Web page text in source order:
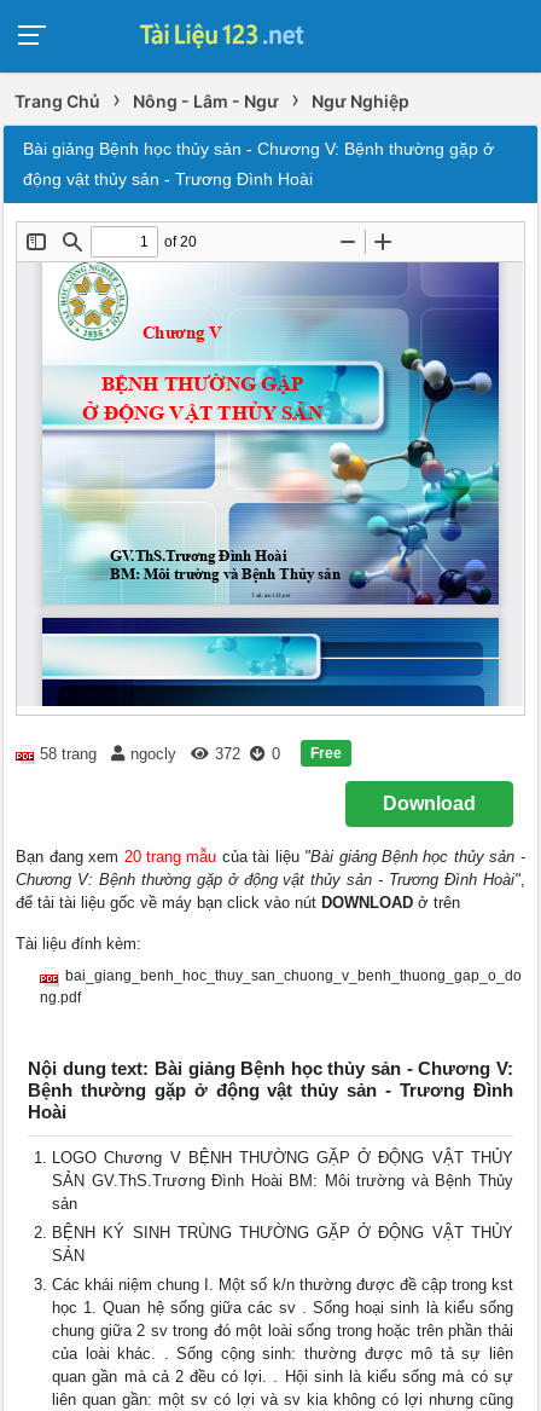
Trang Chủ › Nông - Lâm - Ngư › Ngư Nghiệp
Bài giảng Bệnh học thủy sản - Chương V: Bệnh thường gặp ở
động vật thủy sản - Trương Đình Hoài
58 trang ngocly 372 0 Free
Download
Bạn đang xem 20 trang mẫu của tài liệu "Bài giảng Bệnh học thủy sản -
Chương V: Bệnh thường gặp ở động vật thủy sản - Trương Đình Hoài",
để tải tài liệu gốc về máy bạn click vào nút DOWNLOAD ở trên
Tài liệu đính kèm:
bai_giang_benh_hoc_thuy_san_chuong_v_benh_thuong_gap_o_do
ng.pdf
Nội dung text: Bài giảng Bệnh học thủy sản - Chương V:
Bệnh thường gặp ở động vật thủy sản - Trương Đình
Hoài
LOGO Chương V BỆNH THƯỜNG GẶP Ở ĐỘNG VẬT THỦY
SẢN GV.ThS.Trương Đình Hoài BM: Môi trường và Bệnh Thủy
sản
BỆNH KÝ SINH TRÙNG THƯỜNG GẶP Ở ĐỘNG VẬT THỦY
SẢN
Các khái niệm chung I. Một số k/n thường được đề cập trong kst
học 1. Quan hệ sống giữa các sv . Sống hoại sinh là kiểu sống
chung giữa 2 sv trong đó một loài sống trong hoặc trên phần thải
của loài khác. . Sống cộng sinh: thường được mô tả sự liên
quan gần mà cả 2 đều có lợi. . Hội sinh là kiểu sống mà có sự
liên quan gần: một sv có lợi và sv kia không có lợi nhưng cũng